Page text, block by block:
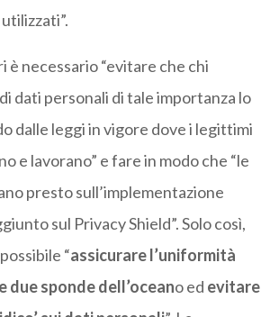
è necessario “evitare che chi
dati personali di tale importanza lo
dalle leggi in vigore dove i legittimi
e lavorano” e fare in modo che “le
presto sull’implementazione
sul Privacy Shield”. Solo così,
“assicurare l’uniformità
due sponde dell’oceano ed evitare